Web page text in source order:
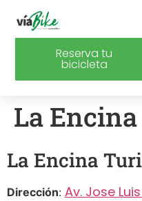
Reserva tu
bicicleta
La
La Encina
Dirección: Av. Jose